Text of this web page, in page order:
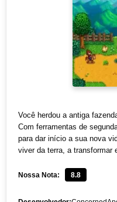
Você herdou a antiga
Com ferramentas de
para dar início a sua nova
viver da terra, a transformar
Nossa Nota: 8.8